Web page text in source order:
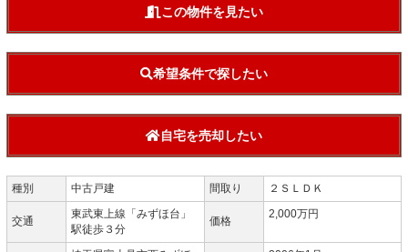
この物件を見たい
希望条件で探したい
自宅を売却したい
種別 中古戸建 間取り ２ＳＬＤＫ
交通
東武東上線「みずほ台」
駅徒歩３分
価格
2,000万円